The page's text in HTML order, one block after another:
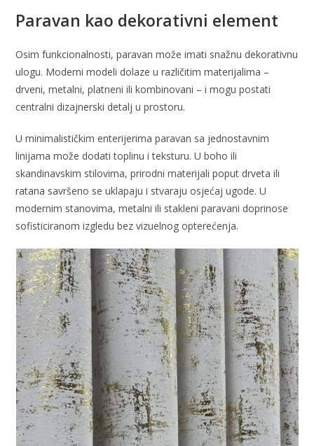
Paravan kao dekorativni element
Osim funkcionalnosti, paravan može imati snažnu dekorativnu
ulogu. Moderni modeli dolaze u različitim materijalima –
drveni, metalni, platneni ili kombinovani – i mogu postati
centralni dizajnerski detalj u prostoru.
U minimalističkim enterijerima paravan sa jednostavnim
linijama može dodati toplinu i teksturu. U boho ili
skandinavskim stilovima, prirodni materijali poput drveta ili
ratana savršeno se uklapaju i stvaraju osjećaj ugode. U
modernim stanovima, metalni ili stakleni paravani doprinose
sofisticiranom izgledu bez vizuelnog opterećenja.